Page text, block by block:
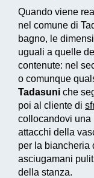
Quando viene
nel comune di
bagno, le
uguali a quelle
contenute: nel
o comunque
Tadasuni che
poi al cliente di
collocandovi una
attacchi della
per la biancheria
asciugamani
della stanza.